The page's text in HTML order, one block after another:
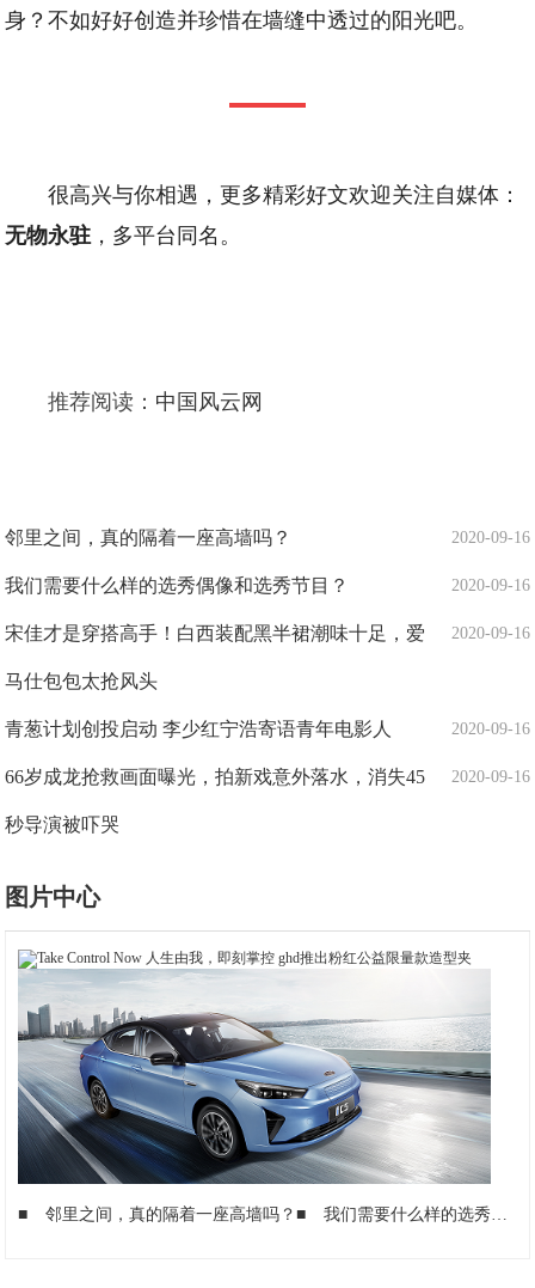
身？不如好好创造并珍惜在墙缝中透过的阳光吧。
很高兴与你相遇，更多精彩好文欢迎关注自媒体：
无物永驻 ，多平台同名。
推荐阅读： 中国风云网
2020-09-16
邻里之间，真的隔着一座高墙吗？
2020-09-16
我们需要什么样的选秀偶像和选秀节目？
2020-09-16
宋佳才是穿搭高手！白西装配黑半裙潮味十足，爱
马仕包包太抢风头
2020-09-16
青葱计划创投启动 李少红宁浩寄语青年电影人
2020-09-16
66岁成龙抢救画面曝光，拍新戏意外落水，消失45
秒导演被吓哭
图片中心
■ 邻里之间，真的隔着一座高墙吗？■ 我们需要什么样的选秀偶像和选秀节目？